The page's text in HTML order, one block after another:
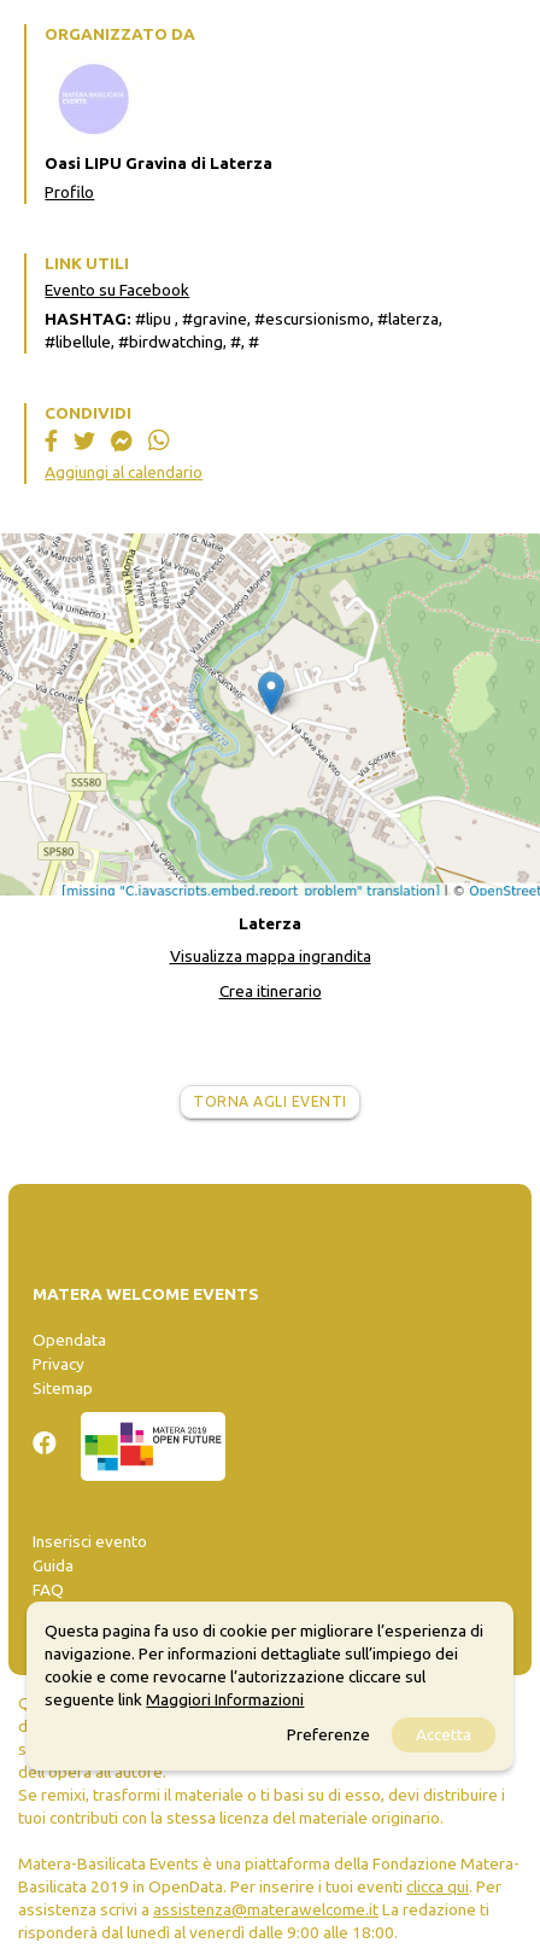
ORGANIZZATO DA
Oasi LIPU Gravina di Laterza
Profilo
LINK UTILI
Evento su Facebook
HASHTAG: #lipu , #gravine, #escursionismo, #laterza,
#libellule, #birdwatching, #, #
CONDIVIDI
Aggiungi al calendario
Laterza
Visualizza mappa ingrandita
Crea itinerario
TORNA AGLI EVENTI
MATERA WELCOME EVENTS
Opendata
Privacy
Sitemap
Inserisci evento
Guida
FAQ
Quanto realizzato è sottoposto a licenza CC-BY-SA che permette di
distribuire, modificare, creare opere derivate dall'originale, anche a
scopi commerciali, a condizione che venga riconosciuta la paternità
dell'opera all'autore.
Se remixi, trasformi il materiale o ti basi su di esso, devi distribuire i
tuoi contributi con la stessa licenza del materiale originario.
Matera-Basilicata Events è una piattaforma della Fondazione Matera-
Basilicata 2019 in OpenData. Per inserire i tuoi eventi clicca qui. Per
assistenza scrivi a assistenza@materawelcome.itLa redazione ti
risponderà dal lunedì al venerdì dalle 9:00 alle 18:00.
Questa pagina fa uso di cookie per migliorare l’esperienza di
navigazione. Per informazioni dettagliate sull’impiego dei
cookie e come revocarne l’autorizzazione cliccare sul
seguente linkMaggiori Informazioni
Preferenze
Accetta